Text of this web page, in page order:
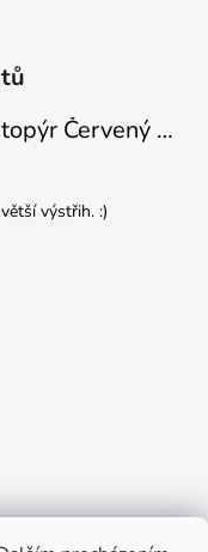
Bambusový Top Netopýr Červený 3/4 Rukáv Volný Střih Dámský
výstřih. :)